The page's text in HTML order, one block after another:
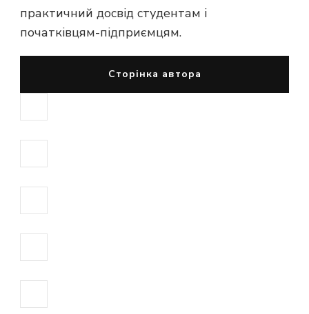
практичний досвід студентам і
початківцям-підприємцям.
Сторінка автора